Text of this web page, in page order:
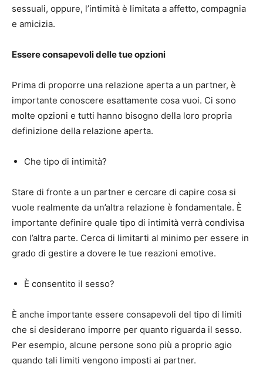
sessuali, oppure, l’intimità è limitata a affetto, compagnia
e amicizia.
Essere consapevoli delle tue opzioni
Prima di proporre una relazione aperta a un partner, è
importante conoscere esattamente cosa vuoi. Ci sono
molte opzioni e tutti hanno bisogno della loro propria
definizione della relazione aperta.
Che tipo di intimità?
Stare di fronte a un partner e cercare di capire cosa si
vuole realmente da un’altra relazione è fondamentale. È
importante definire quale tipo di intimità verrà condivisa
con l’altra parte. Cerca di limitarti al minimo per essere in
grado di gestire a dovere le tue reazioni emotive.
È consentito il sesso?
È anche importante essere consapevoli del tipo di limiti
che si desiderano imporre per quanto riguarda il sesso.
Per esempio, alcune persone sono più a proprio agio
quando tali limiti vengono imposti ai partner.